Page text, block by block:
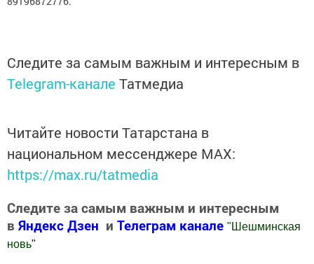
Следите за самым важным и интересным в
Telegram-канале Татмедиа
Читайте новости Татарстана в
национальном мессенджере MАХ:
https://max.ru/tatmedia
Следите за самым важным и интересным
в Яндекс Дзен и Телеграм канале " Шешминская
новь"